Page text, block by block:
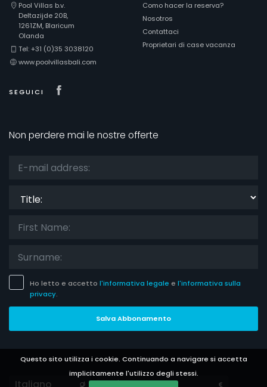
Questo sito utilizza i cookie. Continuando a navigare si accetta
implicitamente l'utilizzo degli stessi.
Pool Villas b.v.
Deltazijde 20B,
1261ZM, Blaricum
Olanda
Tel: +31 (0)35 3038120
www.poolvillasbali.com
SEGUICI
Como hacer la reserva?
Nosotros
Contattaci
Proprietari di case vacanza
Non perdere mai le nostre offerte
Ho letto e accetto l'informativa legale e l'informativa sulla
privacy.
Salva Abbonamento
Languages